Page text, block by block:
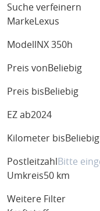
Suche verfeinern
MarkeLexus
Modell NX 350h
Preis von Beliebig
Preis bis Beliebig
EZ ab2024
Kilometer bis Beliebig
Postleitzahl
Umkreis50 km
Weitere Filter